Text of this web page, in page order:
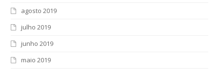
agosto 2019
julho 2019
junho 2019
maio 2019